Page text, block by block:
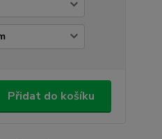
Přidat do košíku